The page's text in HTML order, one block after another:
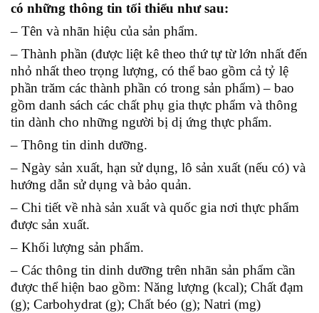
có những thông tin tối thiểu như sau:
– Tên và nhãn hiệu của sản phẩm.
– Thành phần (được liệt kê theo thứ tự từ lớn nhất đến
nhỏ nhất theo trọng lượng, có thể bao gồm cả tỷ lệ
phần trăm các thành phần có trong sản phẩm) – bao
gồm danh sách các chất phụ gia thực phẩm và thông
tin dành cho những người bị dị ứng thực phẩm.
– Thông tin dinh dưỡng.
– Ngày sản xuất, hạn sử dụng, lô sản xuất (nếu có) và
hướng dẫn sử dụng và bảo quản.
– Chi tiết về nhà sản xuất và quốc gia nơi thực phẩm
được sản xuất.
– Khối lượng sản phẩm.
– Các thông tin dinh dưỡng trên nhãn sản phẩm cần
được thể hiện bao gồm: Năng lượng (kcal); Chất đạm
(g); Carbohydrat (g); Chất béo (g); Natri (mg)